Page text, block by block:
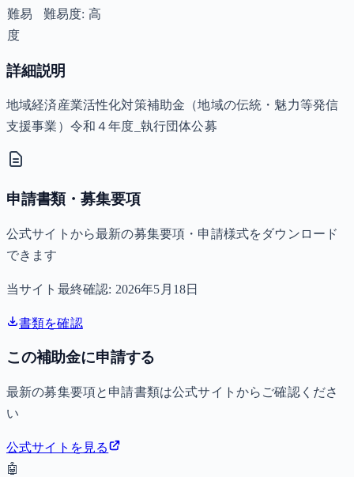
難易
度
難易度: 高
詳細説明
地域経済産業活性化対策補助金（地域の伝統・魅力等発信
支援事業）令和４年度_執行団体公募
申請書類・募集要項
公式サイトから最新の募集要項・申請様式をダウンロード
できます
当サイト最終確認: 2026年5月18日
書類を確認
この補助金に申請する
最新の募集要項と申請書類は公式サイトからご確認くださ
い
公式サイトを見る
🤖